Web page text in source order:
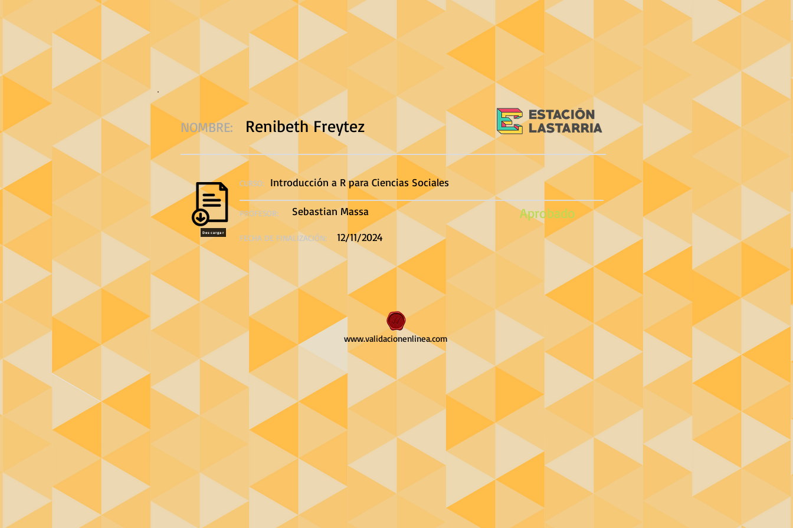
NOMBRE: Renibeth Freytez
CURSO: Introducción a R para Ciencias Sociales
PROFESOR: Sebastian Massa Aprobado
Descargar
FECHA DE FINALIZACIÓN: 12/11/2024
www.validacionenlinea.com